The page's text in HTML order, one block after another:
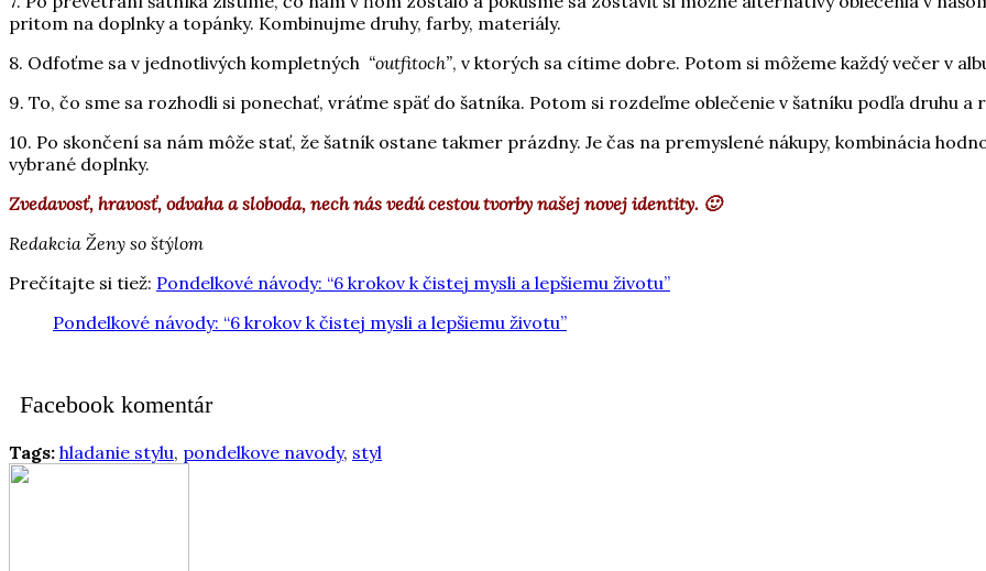
pritom na doplnky a topánky. Kombinujme druhy, farby, materiály.
8. Odfoťme sa v jednotlivých kompletných “outfitoch”, v ktorých sa cítime dobre. Potom si môžeme každý večer v
9. To, čo sme sa rozhodli si ponechať, vráťme späť do šatníka. Potom si rozdeľme oblečenie v šatníku podľa druhu a
10. Po skončení sa nám môže stať, že šatník ostane takmer prázdny. Je čas na premyslené nákupy, kombinácia
vybrané doplnky.
Zvedavosť, hravosť, odvaha a sloboda, nech nás vedú cestou tvorby našej novej identity. 🙂
Redakcia Ženy so štýlom
Prečítajte si tiež: Pondelkové návody: “6 krokov k čistej mysli a lepšiemu životu”
Pondelkové návody: “6 krokov k čistej mysli a lepšiemu životu”
Facebook komentár
Tags: hladanie stylu, pondelkove navody, styl